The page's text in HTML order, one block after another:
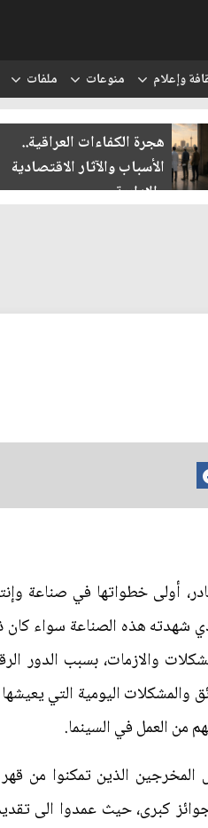
وإعلام منوعات ملفات
هجرة الكفاءات العراقية..
الأسباب والآثار الاقتصادية
والإدارية
حيث بدأت وكما تشير المصادر، أولى
شهدته هذه الصناعة سواء
والازمات، بسبب الدور
اليومية التي
من العمل في السينما.
الذين تمكنوا من
كبرى، حيث عمدوا الى